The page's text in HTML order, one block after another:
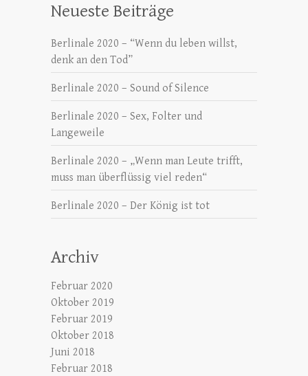
Neueste Beiträge
Berlinale 2020 – “Wenn du leben willst,
denk an den Tod”
Berlinale 2020 – Sound of Silence
Berlinale 2020 – Sex, Folter und
Langeweile
Berlinale 2020 – „Wenn man Leute trifft,
muss man überflüssig viel reden“
Berlinale 2020 – Der König ist tot
Archiv
Februar 2020
Oktober 2019
Februar 2019
Oktober 2018
Juni 2018
Februar 2018